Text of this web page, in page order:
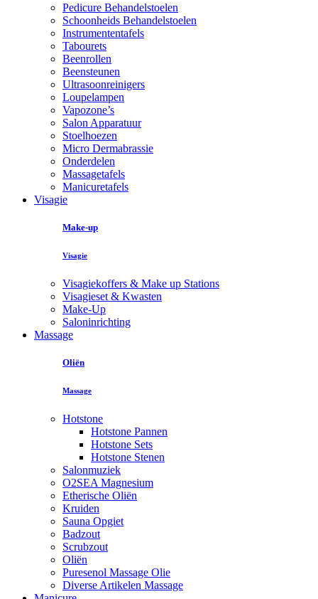
Pedicure Behandelstoelen
Schoonheids Behandelstoelen
Instrumententafels
Tabourets
Beenrollen
Beensteunen
Ultrasoonreinigers
Loupelampen
Vapozone’s
Salon Apparatuur
Stoelhoezen
Micro Dermabrassie
Onderdelen
Massagetafels
Manicuretafels
Visagie
Make-up
Visagie
Visagiekoffers & Make up Stations
Visagieset & Kwasten
Make-Up
Saloninrichting
Massage
Oliën
Massage
Hotstone
Hotstone Pannen
Hotstone Sets
Hotstone Stenen
Salonmuziek
O2SEA Magnesium
Etherische Oliën
Kruiden
Sauna Opgiet
Badzout
Scrubzout
Oliën
Puresenol Massage Olie
Diverse Artikelen Massage